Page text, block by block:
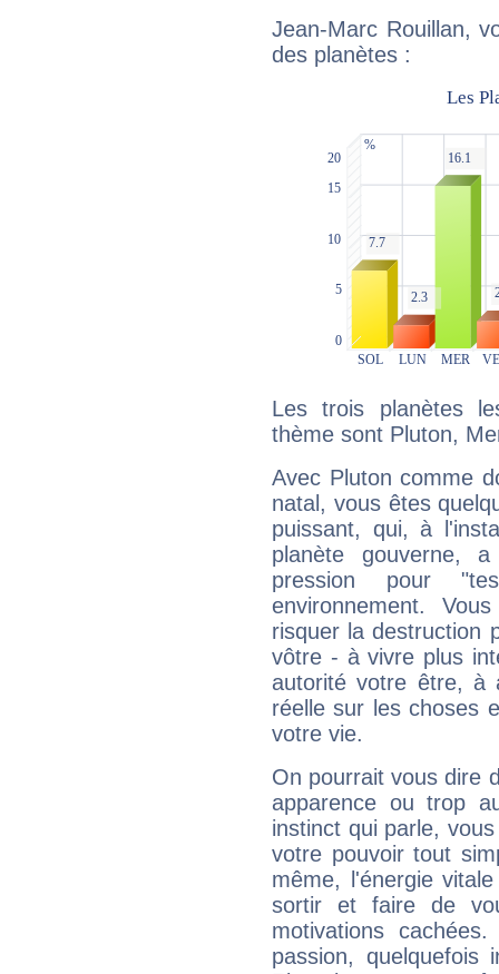
Jean-Marc Rouillan,
des planètes :
Les trois planètes
thème sont Pluton,
Avec Pluton comme
natal, vous êtes
puissant, qui, à
planète gouverne,
pression pour
environnement.
risquer la destruction
vôtre - à vivre plus
autorité votre être, à
réelle sur les choses
votre vie.
On pourrait vous dire
apparence ou trop
instinct qui parle,
votre pouvoir tout
même, l'énergie
sortir et faire de
motivations
passion, quelquefois